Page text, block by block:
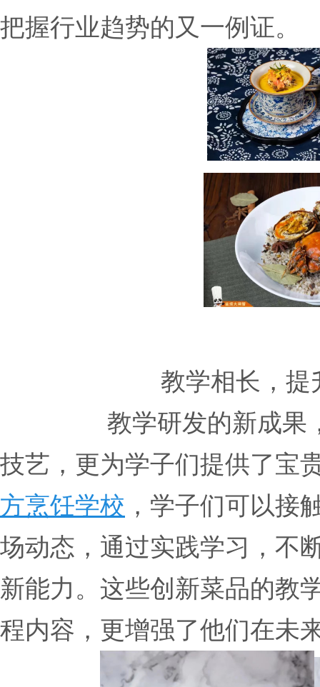
把握行业趋势的又一例证。
教学相长，提
教学研发的新成果
技艺，更为学子们提供了宝
方烹饪学校 ，学子们可以接
场动态，通过实践学习，不
新能力。这些创新菜品的教
程内容，更增强了他们在未